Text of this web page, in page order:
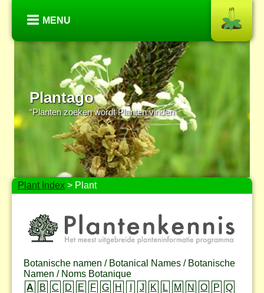
MENU
Plantago
“Planten zoeken wordt Planten vinden”
Plant Index > Plant
Botanische namen / Botanical Names / Botanische
Namen / Noms Botanique
A
B C D E F G H J K L M N O P
Q